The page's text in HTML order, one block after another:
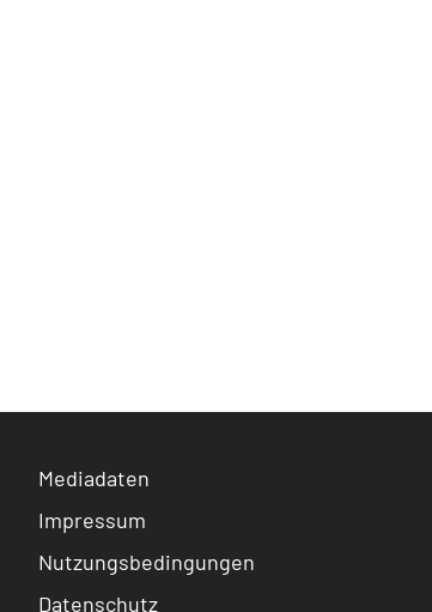
Mediadaten
Impressum
Nutzungsbedingungen
Datenschutz